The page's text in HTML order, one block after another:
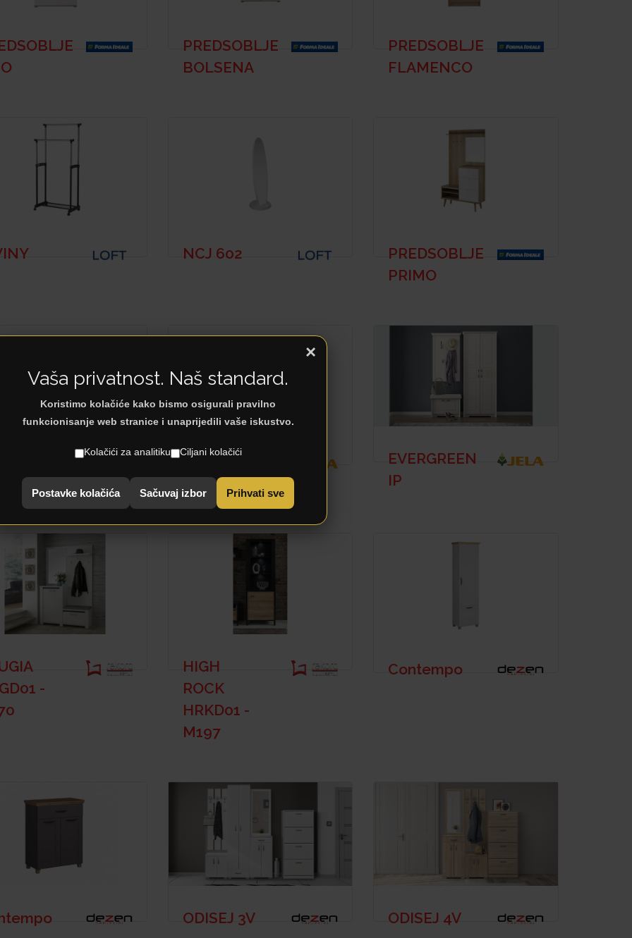
PREDSOBLJE
BOLSENA
PREDSOBLJE
FLAMENCO
NCJ 602
PREDSOBLJE
PRIMO
EVERGREEN
OG
EVERGREEN
IP
-
HIGH
ROCK
HRKD01 -
M197
Contempo
ODISEJ 3V ODISEJ 4V
×
Vaša privatnost. Naš standard.
Koristimo kolačiće kako bismo osigurali pravilno
funkcionisanje web stranice i unaprijedili vaše iskustvo.
Kolačići za analitiku Ciljani kolačići
Postavke kolačića Sačuvaj izbor Prihvati sve